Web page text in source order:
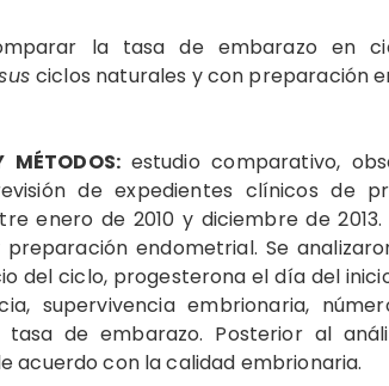
la tasa de embarazo en
ciclos naturales y con preparación
MÉTODOS: estudio comparativo,
de expedientes clínicos de
enero de 2010 y diciembre de
endometrial. Se
del ciclo, progesterona el día del
supervivencia embrionaria,
de embarazo. Posterior al
acuerdo con la calidad embrionaria.